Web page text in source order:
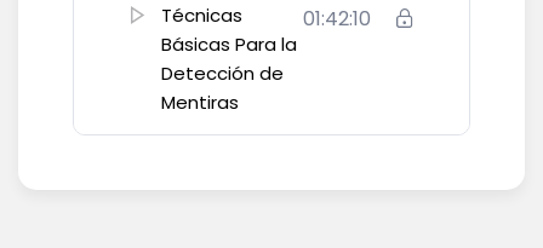
Técnicas
Básicas Para la
Detección de
Mentiras
01:42:10